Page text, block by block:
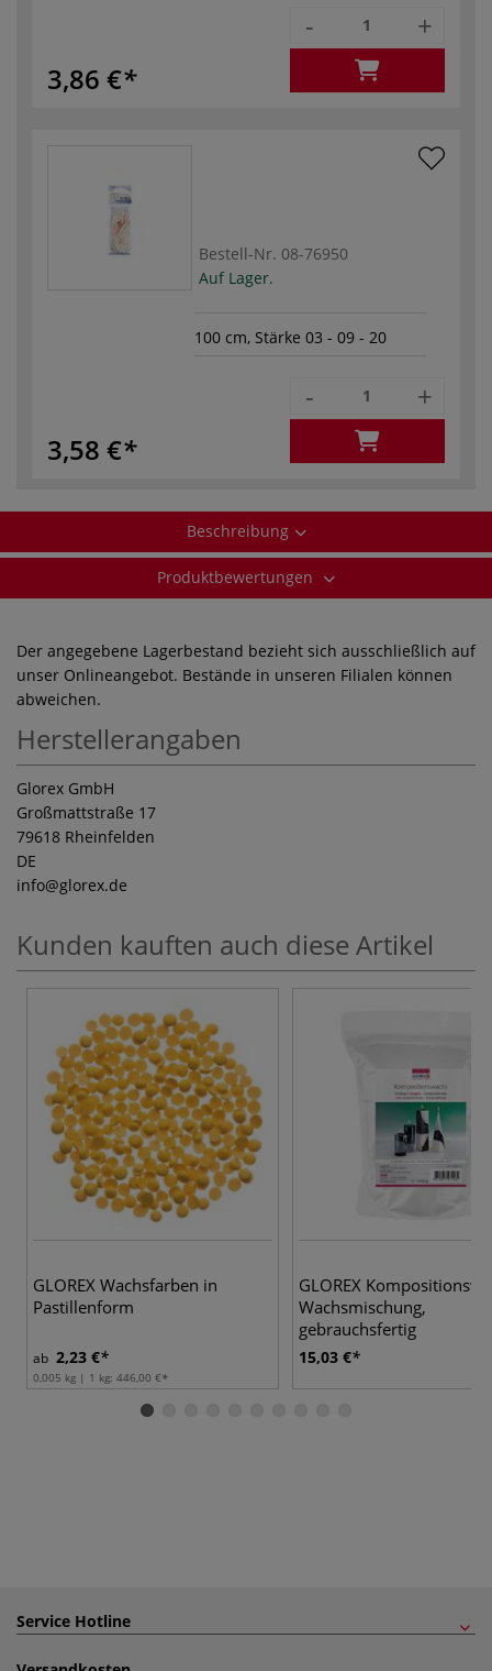
3,86 €
- +
Bestell-Nr. 08-76950
Auf Lager.
100 cm, Stärke 03 - 09 - 20
3,58 €
- +
Beschreibung
Produktbewertungen
Der angegebene Lagerbestand bezieht sich ausschließlich auf
unser Onlineangebot. Bestände in unseren Filialen können
abweichen.
Herstellerangaben
Glorex GmbH
Großmattstraße 17
79618 Rheinfelden
DE
info@glorex.de
Kunden kauften auch diese Artikel
GLOREX Wachsfarben in
Pastillenform
ab 2,23 €
0,005 kg | 1 kg: 446,00 €
GLOREX
Wachsmischung,
gebrauchsfertig
15,03 €
Service Hotline